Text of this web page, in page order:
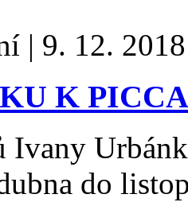
| 9. 12. 2018
K
Ivany
do